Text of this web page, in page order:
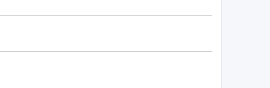
t
e